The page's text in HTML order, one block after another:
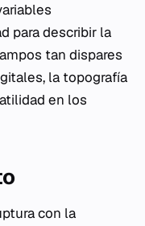
para describir la
tan dispares
la topografía
en los
con la